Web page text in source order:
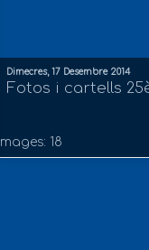
Dimecres, 17 Desembre 2014
Fotos i cartells
Images: 18